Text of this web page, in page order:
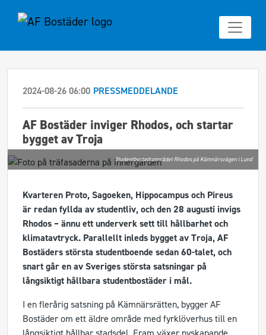
2024-08-26 06:00 PRESSMEDDELANDE
AF Bostäder inviger Rhodos, och startar
bygget av Troja
Studentbostadsområdet Rhodos på Kämnärsvägen i Lund
Kvarteren Proto, Sagoeken, Hippocampus och Pireus
är redan fyllda av studentliv, och den 28 augusti invigs
Rhodos – ännu ett underverk sett till hållbarhet och
klimatavtryck. Parallellt inleds bygget av Troja, AF
Bostäders största studentboende sedan 60-talet, och
snart går en av Sveriges största satsningar på
långsiktigt hållbara studentbostäder i mål.
I en flerårig satsning på Kämnärsrätten, bygger AF
Bostäder om ett äldre område med fyrklöverhus till en